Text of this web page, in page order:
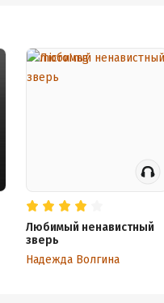
Любимый ненавистный
зверь
Надежда Волгина